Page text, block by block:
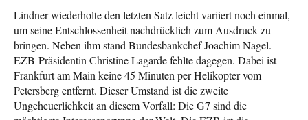
Lindner wiederholte den letzten Satz leicht variiert noch einmal,
um seine Entschlossenheit nachdrücklich zum Ausdruck zu
bringen. Neben ihm stand Bundesbankchef Joachim Nagel.
EZB-Präsidentin Christine Lagarde fehlte dagegen. Dabei ist
Frankfurt am Main keine 45 Minuten per Helikopter vom
Petersberg entfernt. Dieser Umstand ist die zweite
Ungeheuerlichkeit an diesem Vorfall: Die G7 sind die